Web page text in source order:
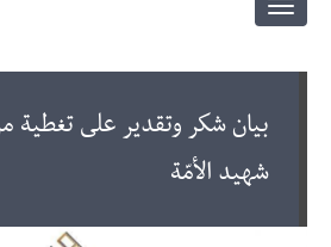
Toggle
بيان شكر وتقدير على تغطية
شهيد الأمّة